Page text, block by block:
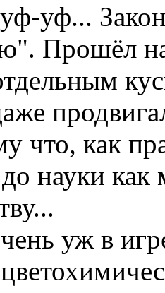
уф...
Прошёл
что, как
науки как
уж в